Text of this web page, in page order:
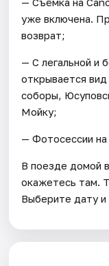
уже включена.
возврат;
— С легальной и
открывается вид
соборы,
Мойку;
— Фотосессии
В поезде домой
окажетесь там.
Выберите дату и